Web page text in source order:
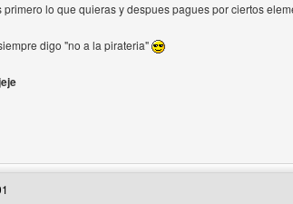
lo que quieras y despues pagues por ciertos
digo "no a la pirateria"
del autor: tupadreproducciones